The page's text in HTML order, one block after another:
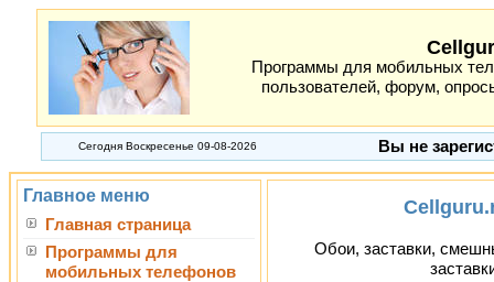
Программы для мобильных
пользователей, форум,
Сегодня Воскресенье 09-08-2026 Вы не
Главное меню
Главная страница
Программы для
мобильных телефонов
Обои, заставки,